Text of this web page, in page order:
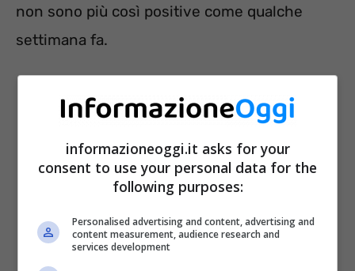
non sono più così positive come qualche
settimana fa.
informazioneoggi.it asks for your
consent to use your personal data for the
following purposes:
Personalised advertising and content, advertising and
content measurement, audience research and
services development